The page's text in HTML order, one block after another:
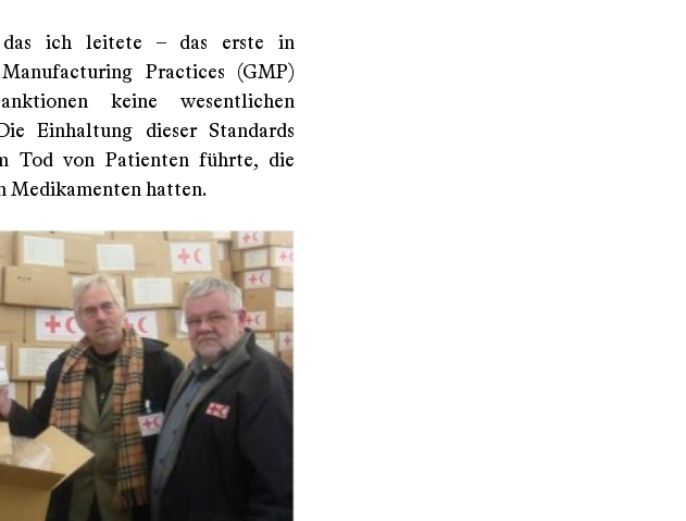
das ich leitete – das erste in
Practices (GMP)
keine wesentlichen
Einhaltung dieser Standards
Tod von Patienten führte, die
Medikamenten hatten.